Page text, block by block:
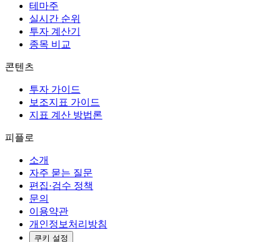
테마주
실시간 순위
투자 계산기
종목 비교
콘텐츠
투자 가이드
보조지표 가이드
지표 계산 방법론
피플로
소개
자주 묻는 질문
편집·검수 정책
문의
이용약관
개인정보처리방침
쿠키 설정